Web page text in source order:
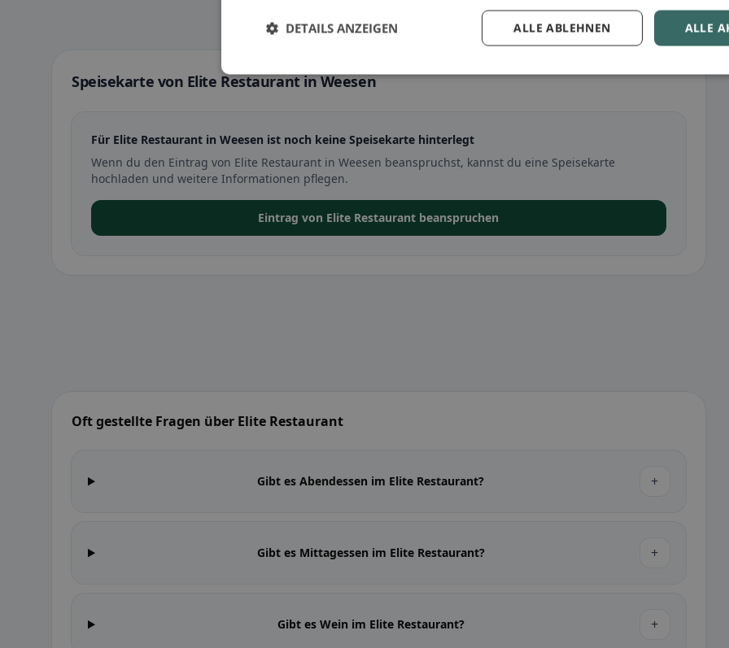
Speisekarte von Elite Restaurant in Weesen
Für Elite Restaurant in Weesen ist noch keine Speisekarte hinterlegt
Wenn du den Eintrag von Elite Restaurant in Weesen beanspruchst, kannst du eine Speisekarte
hochladen und weitere Informationen pflegen.
Eintrag von Elite Restaurant beanspruchen
Oft gestellte Fragen über Elite Restaurant
Gibt es Abendessen im Elite Restaurant? +
Gibt es Mittagessen im Elite Restaurant? +
Gibt es Wein im Elite Restaurant? +
ALLE
ALLE ABLEHNEN
DETAILS ANZEIGEN